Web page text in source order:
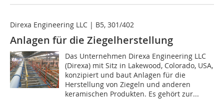
Direxa Engineering LLC | B5, 301/402
Anlagen für die Ziegelherstellung
Das Unternehmen Direxa Engineering LLC
(Direxa) mit Sitz in Lakewood, Colorado, USA,
konzipiert und baut Anlagen für die
Herstellung von Ziegeln und anderen
keramischen Produkten. Es gehört zur...